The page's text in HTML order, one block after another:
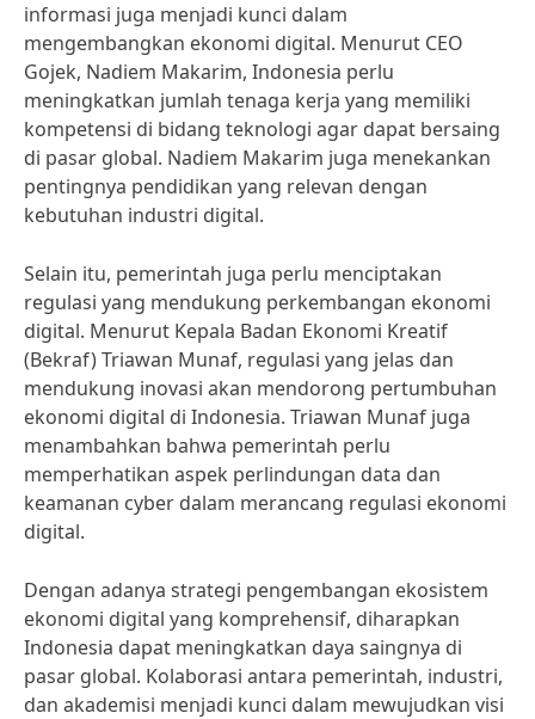
informasi juga menjadi kunci dalam
mengembangkan ekonomi digital. Menurut CEO
Gojek, Nadiem Makarim, Indonesia perlu
meningkatkan jumlah tenaga kerja yang memiliki
kompetensi di bidang teknologi agar dapat bersaing
di pasar global. Nadiem Makarim juga menekankan
pentingnya pendidikan yang relevan dengan
kebutuhan industri digital.
Selain itu, pemerintah juga perlu menciptakan
regulasi yang mendukung perkembangan ekonomi
digital. Menurut Kepala Badan Ekonomi Kreatif
(Bekraf) Triawan Munaf, regulasi yang jelas dan
mendukung inovasi akan mendorong pertumbuhan
ekonomi digital di Indonesia. Triawan Munaf juga
menambahkan bahwa pemerintah perlu
memperhatikan aspek perlindungan data dan
keamanan cyber dalam merancang regulasi ekonomi
digital.
Dengan adanya strategi pengembangan ekosistem
ekonomi digital yang komprehensif, diharapkan
Indonesia dapat meningkatkan daya saingnya di
pasar global. Kolaborasi antara pemerintah, industri,
dan akademisi menjadi kunci dalam mewujudkan visi